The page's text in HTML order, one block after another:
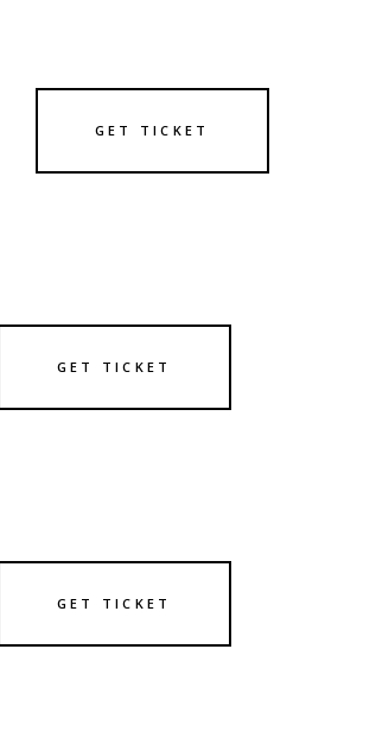
GET TICKET
GET TICKET
GET TICKET